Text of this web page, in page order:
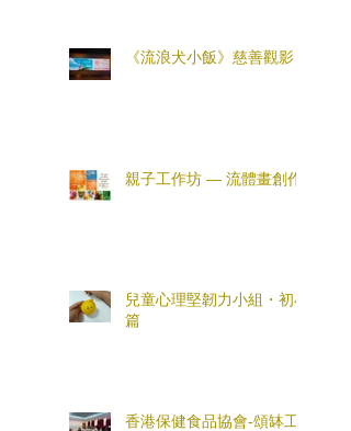
《流浪犬小飯》慈善觀影
親子工作坊 — 流體畫創作
兒童心理堅韌力小組・初小
篇
香港保健食品協會-頌缽工